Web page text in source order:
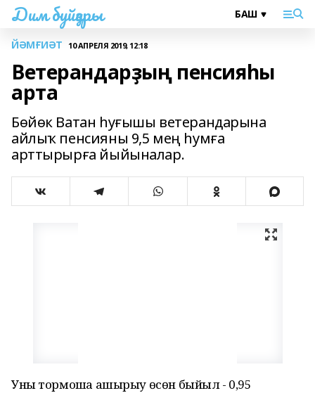
Дим буйҙары
ЙӘМҒИӘТ 10 АПРЕЛЯ 2019, 12:18
Ветерандарҙың пенсияһы
арта
Бөйөк Ватан һуғышы ветерандарына
айлыҡ пенсияны 9,5 мең һумға
арттырырға йыйыналар.
Уны тормошҡа ашырыу өсөн быйыл - 0,95